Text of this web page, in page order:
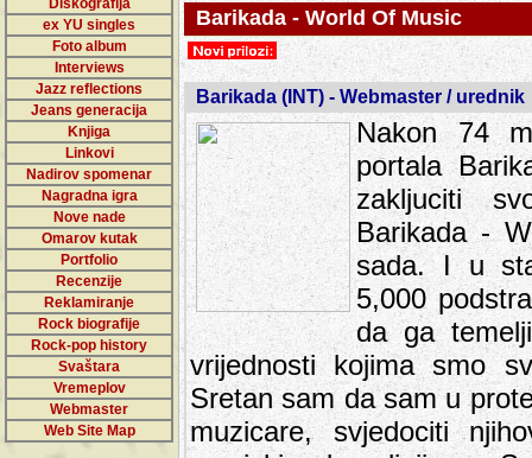
Diskografija
ex YU singles
Foto album
Interviews
Jazz reflections
Jeans generacija
Knjiga
Linkovi
Nadirov spomenar
Nagradna igra
Nove nade
Omarov kutak
Portfolio
Recenzije
Reklamiranje
Rock biografije
Rock-pop history
Svaštara
Vremeplov
Webmaster
Web Site Map
Barikada - World Of Music
Barikada (INT) - Webmaster / urednik
Nakon 74
portala
zakljuciti
Barikada -
sada. I u
5,000
da ga
vrijednosti kojima smo
Sretan sam da sam u
muzicare, svjedociti